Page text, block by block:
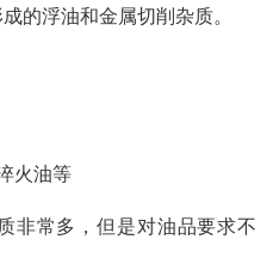
的浮油和金属切削杂质。
火油等
非常多，但是对油品要求不